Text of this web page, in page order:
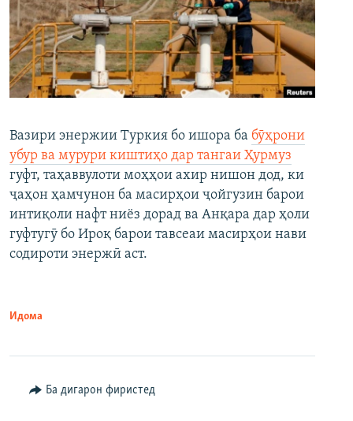
Вазири энержии Туркия бо ишора ба бӯҳрони
убур ва мурури киштиҳо дар тангаи Ҳурмуз
гуфт, таҳаввулоти моҳҳои ахир нишон дод, ки
ҷаҳон ҳамчунон ба масирҳои ҷойгузин барои
интиқоли нафт ниёз дорад ва Анқара дар ҳоли
гуфтугӯ бо Ироқ барои тавсеаи масирҳои нави
содироти энержӣ аст.
Идома
Ба дигарон фиристед